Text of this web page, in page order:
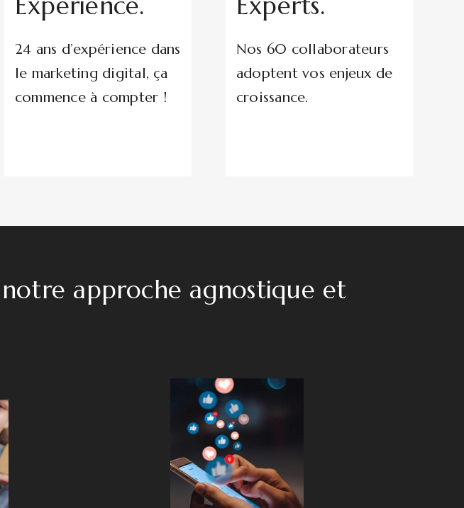
24 ans d’expérience dans
le marketing digital, ça
commence à compter !
Nos 60 collaborateurs
adoptent vos enjeux de
croissance.
approche agnostique et